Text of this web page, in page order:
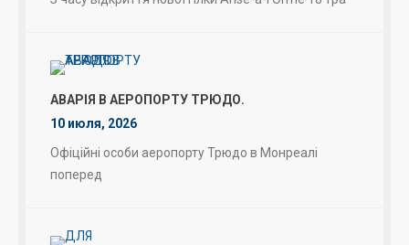
АВАРІЯ В АЕРОПОРТУ ТРЮДО.
10 июля, 2026
Офіційні особи аеропорту Трюдо в Монреалі
поперед